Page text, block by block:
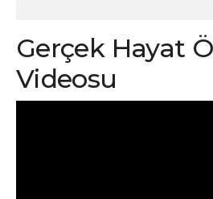
Gerçek Hayat
Videosu